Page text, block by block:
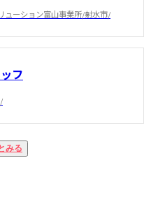
ューション富山事業所/射水市/
フ
みる